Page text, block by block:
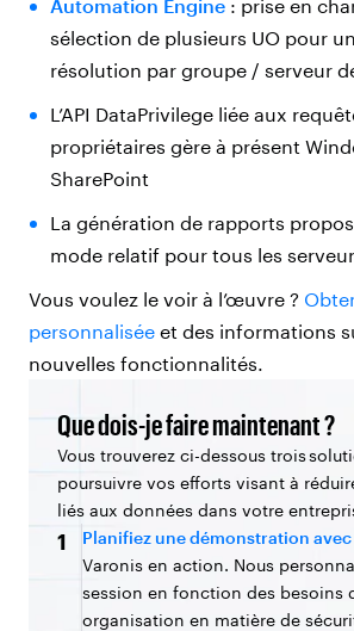
Automation Engine: prise en
sélection de plusieurs UO pour
résolution par groupe / serveur
L’API DataPrivilege liée aux
propriétaires gère à présent
SharePoint
La génération de rapports
mode relatif pour tous les
Vous voulez le voir à l’œuvre ?
personnalisée et des informations
nouvelles fonctionnalités.
Que dois-je faire maintenant ?
Vous trouverez ci-dessous trois
poursuivre vos efforts visant à
liés aux données dans votre
1 Planifiez une démonstration
Varonis en action. Nous
session en fonction des besoins
organisation en matière de